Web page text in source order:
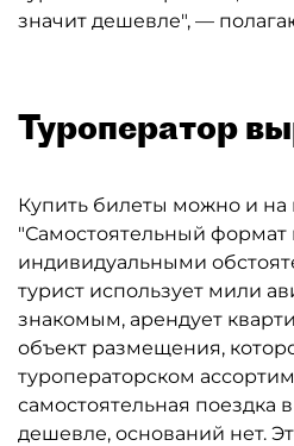
значит дешевле", —
Туроператор
Купить билеты можно и
"Самостоятельный формат
индивидуальными
турист использует мили
знакомым, арендует
объект размещения,
туроператорском
самостоятельная поездка
дешевле, оснований нет.